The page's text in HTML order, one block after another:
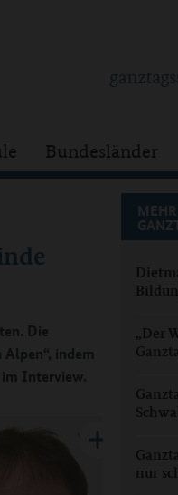
Bundesländer
Die
indem
Interview.
„Der
nur